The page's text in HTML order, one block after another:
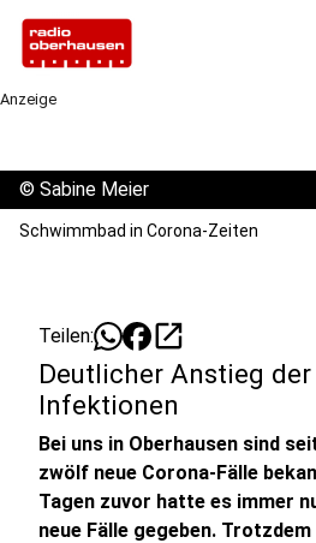
Anzeige
© Sabine Meier
Schwimmbad in Corona-Zeiten
Teilen: open_in_new
Deutlicher Anstieg der
Infektionen
Bei uns in Oberhausen sind
zwölf neue Corona-Fälle
Tagen zuvor hatte es immer
neue Fälle gegeben.